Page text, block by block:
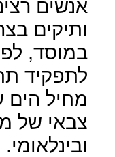
אנשים
ותיקים
במוסד,
לתפקיד
מחיל הים
צבאי של
ובינלאומי.